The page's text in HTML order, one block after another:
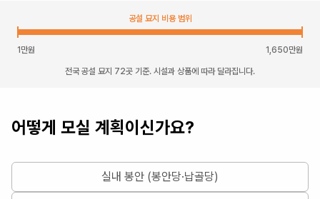
공설 묘지 비용 범위
1 만원 1,650만원
전국 공설 묘지 72곳 기준. 시설과 상품에 따라 달라집니다.
어떻게 모실 계획이신가요?
실내 봉안 (봉안당·납골당)